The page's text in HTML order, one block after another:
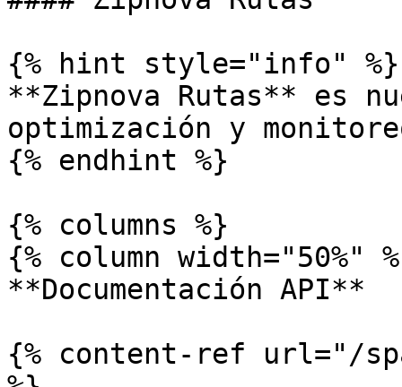
{% hint style="info" %}
**Zipnova Rutas** es
optimización y
{% endhint %}
{% columns %}
{% column width="50%"
**Documentación API**
{% content-ref url="/